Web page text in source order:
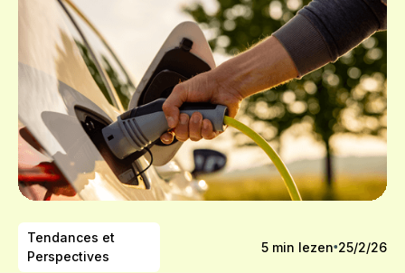
Tendances et
Perspectives
5 min lezen 25/2/26